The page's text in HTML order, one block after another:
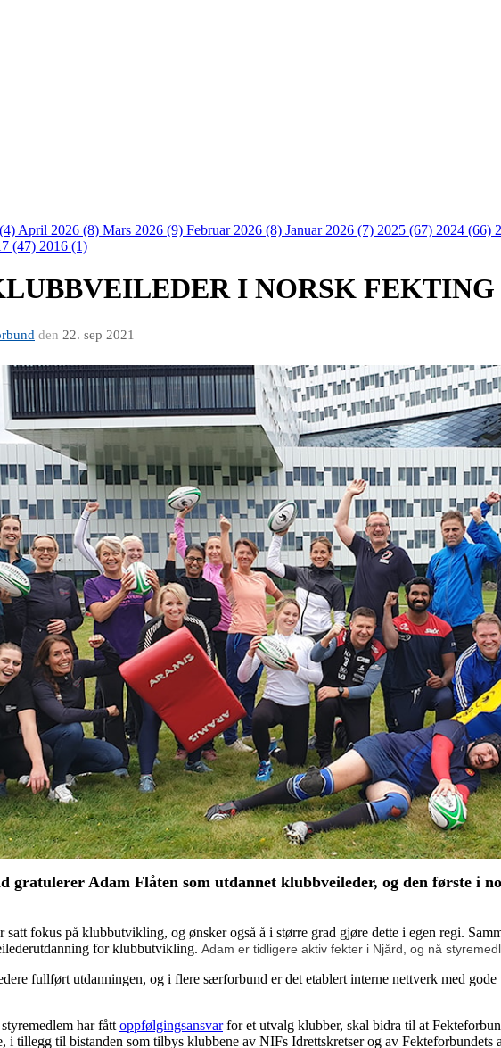
April 2026 (8) Mars 2026 (9) Februar 2026 (8) Januar 2026 (7) 2025 (67) 2024 (66)
(47) 2016 (1)
I NORSK FEKTING
den 22. sep 2021
gratulerer Adam Flåten som utdannet klubbveileder, og den første i
satt fokus på klubbutvikling, og ønsker også å i større grad gjøre dette i egen regi.
for klubbutvikling. Adam er tidligere aktiv fekter i Njård, og nå
fullført utdanningen, og i flere særforbund er det etablert interne nettverk med gode
har fått oppfølgingsansvarfor et utvalg klubber, skal bidra til at
i tillegg til bistanden som tilbys klubbene av NIFs Idrettskretser og av Fekteforbundets